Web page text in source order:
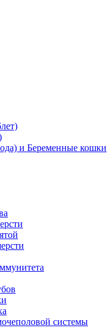
и Беременные кошки
системы